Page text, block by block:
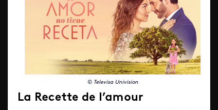
© Televisa Univision
La Recette de l’amour